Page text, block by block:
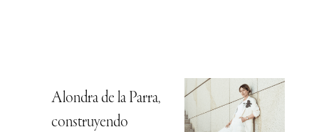
Alondra de la Parra,
construyendo